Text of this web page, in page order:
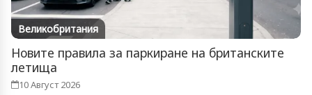
Великобритания
Новите правила за паркиране на британските
летища
10 Август 2026